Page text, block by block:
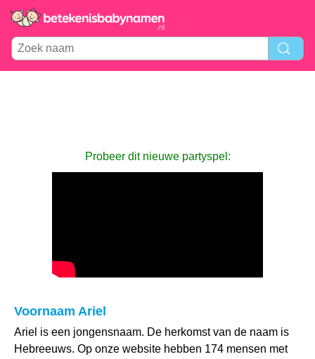
Probeer dit nieuwe partyspel:
Voornaam Ariel
Ariel is een jongensnaam. De herkomst van de naam is
Hebreeuws. Op onze website hebben 174 mensen met